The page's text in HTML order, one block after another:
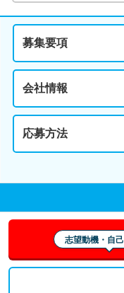
募集要項
会社情報
応募方法
志望動機・自